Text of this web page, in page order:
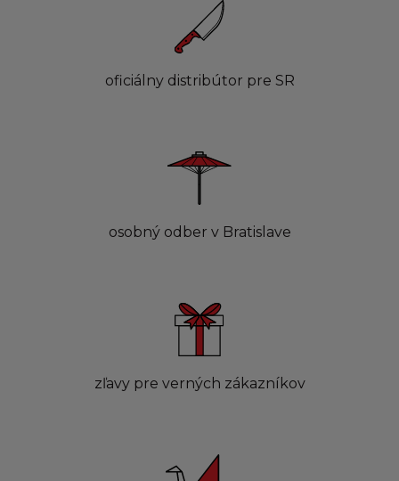
oficiálny distribútor pre SR
osobný odber v Bratislave
zľavy pre verných zákazníkov